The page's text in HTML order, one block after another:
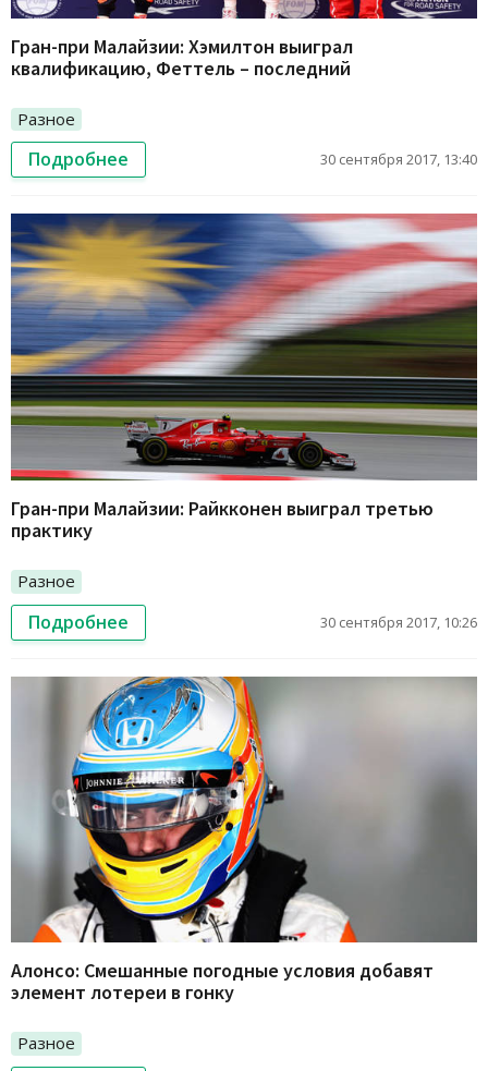
Гран-при Малайзии: Хэмилтон выиграл
квалификацию, Феттель – последний
Разное
Подробнее 30 сентября 2017, 13:40
Гран-при Малайзии: Райкконен выиграл третью
практику
Разное
Подробнее 30 сентября 2017, 10:26
Алонсо: Смешанные погодные условия добавят
элемент лотереи в гонку
Разное